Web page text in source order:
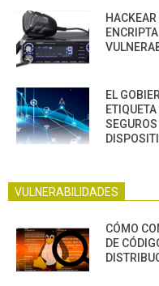
EL
VULNERABILIDADES
CÓMO
DE